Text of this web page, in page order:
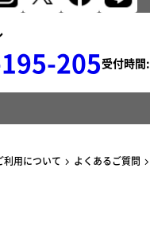
205受付時間:
利用について よくあるご質問